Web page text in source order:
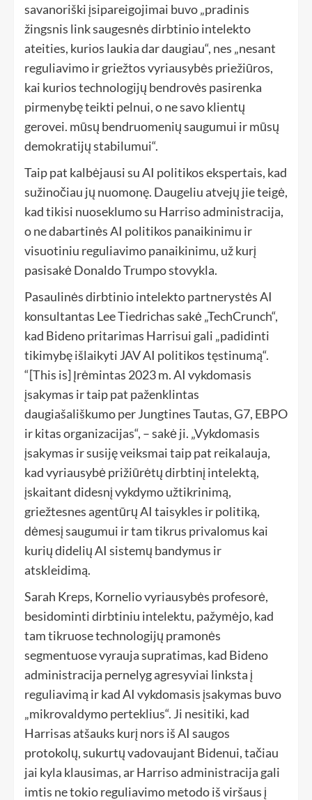
savanoriški įsipareigojimai buvo „pradinis
žingsnis link saugesnės dirbtinio intelekto
ateities, kurios laukia dar daugiau“, nes „nesant
reguliavimo ir griežtos vyriausybės priežiūros,
kai kurios technologijų bendrovės pasirenka
pirmenybę teikti pelnui, o ne savo klientų
gerovei. mūsų bendruomenių saugumui ir mūsų
demokratijų stabilumui“.
Taip pat kalbėjausi su AI politikos ekspertais, kad
sužinočiau jų nuomonę. Daugeliu atvejų jie teigė,
kad tikisi nuoseklumo su Harriso administracija,
o ne dabartinės AI politikos panaikinimu ir
visuotiniu reguliavimo panaikinimu, už kurį
pasisakė Donaldo Trumpo stovykla.
Pasaulinės dirbtinio intelekto partnerystės AI
konsultantas Lee Tiedrichas sakė „TechCrunch“,
kad Bideno pritarimas Harrisui gali „padidinti
tikimybę išlaikyti JAV AI politikos tęstinumą“.
“[This is] Įrėmintas 2023 m. AI vykdomasis
įsakymas ir taip pat paženklintas
daugiašališkumo per Jungtines Tautas, G7, EBPO
ir kitas organizacijas“, – sakė ji. „Vykdomasis
įsakymas ir susiję veiksmai taip pat reikalauja,
kad vyriausybė prižiūrėtų dirbtinį intelektą,
įskaitant didesnį vykdymo užtikrinimą,
griežtesnes agentūrų AI taisykles ir politiką,
dėmesį saugumui ir tam tikrus privalomus kai
kurių didelių AI sistemų bandymus ir
atskleidimą.
Sarah Kreps, Kornelio vyriausybės profesorė,
besidominti dirbtiniu intelektu, pažymėjo, kad
tam tikruose technologijų pramonės
segmentuose vyrauja supratimas, kad Bideno
administracija pernelyg agresyviai linksta į
reguliavimą ir kad AI vykdomasis įsakymas buvo
„mikrovaldymo perteklius“. Ji nesitiki, kad
Harrisas atšauks kurį nors iš AI saugos
protokolų, sukurtų vadovaujant Bidenui, tačiau
jai kyla klausimas, ar Harriso administracija gali
imtis ne tokio reguliavimo metodo iš viršaus į